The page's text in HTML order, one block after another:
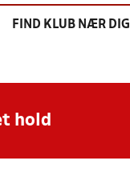
FIND KLUB NÆR DIG
hold